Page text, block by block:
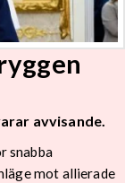
avvisande.
snabba
mot allierade